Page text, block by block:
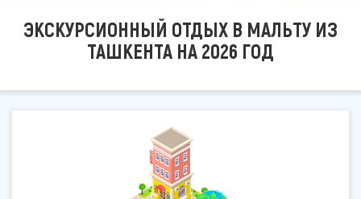
ЭКСКУРСИОННЫЙ ОТДЫХ В МАЛЬТУ ИЗ
ТАШКЕНТА НА 2026 ГОД